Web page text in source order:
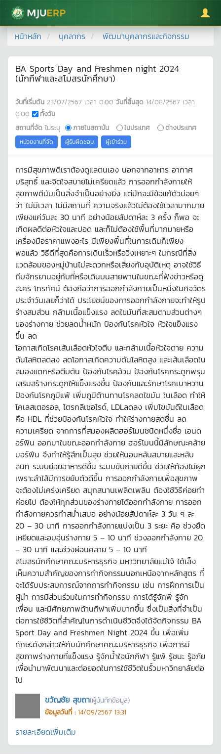
มหาวิทยาลัยแม่โจ้
หน้าหลัก บุคลากร พัฒนาบุคลากรและกิจกรรม
BA Sports Day and Freshmen night 2024
(นักกีฬาและสโมสรนักศึกษา)
วันที่เริ่มต้น 23/07/2567 เวลา 0:00 วันที่สิ้นสุด 14/08/2567 เวลา
0:00
ทั้งวัน
สถานที่จัด ไม่ระบุ ภายในสถาบัน ในประเทศ ต่างประเทศ
หน่วยงานที่จัด ผู้รับผิดชอบ ผู้เข้าร่วม
การมีสุขภาพดีเราต้องดูแลตนเอง นอกจากอาหาร อากาศ
บริสุทธิ์ และจิตใจสบายไม่เครียดแล้ว การออกกำลังกายให้
สุขภาพดีนับเป็นสิ่งจำเป็นอย่างยิ่ง แต่มักจะมีข้อแก้ตัวบ่อยๆ
ว่า ไม่มีเวลา ไม่มีสถานที่ ความจริงแล้วไม่ต้องใช้เวลามากมาย
เพียงแค่วันละ 30 นาที อย่างน้อยสัปดาห์ละ 3 ครั้ง ก็พอ จะ
เกิดผลดีต่อหัวใจและปอด และก็ไม่ต้องใช้พื้นที่มากมายหรือ
เครื่องมือราคาแพงอะไร มีเพียงพื้นที่ในการเดินก็เพียง
พอแล้ว วิธีดีที่สุดคือการเดินเร็วหรือวิ่งเหยาะๆ ในกรณีที่สิ่ง
แวดล้อมของหมู่บ้านไม่สะดวกหรือเสี่ยงกับอุบัติเหตุ อาจใช้วิธี
ถีบจักรยานอยู่กับที่หรือเดินบนสายพานในขณะที่ฟังข่าวหรือดู
ละคร โทรทัศน์ ต้องถือว่าการออกกำลังกายเป็นหนึ่งในกิจวัตร
ประจำวันเลยก็ว่าได้ ประโยชน์ของการออกกำลังกายจะทำให้รูป
ร่างสมส่วน กล้ามเนื้อแข็งแรง ลดไขมันที่สะสมตามส่วนต่างๆ
ของร่างกาย ช่วยลดน้ำหนัก ป้องกันโรคหัวใจ หัวใจแข็งแรง
ขึ้น ลด
โอกาสเกิดโรคเส้นเลือดหัวใจตีบ และกล้ามเนื้อหัวใจตาย ความ
ดันโลหิตลดลง ลดโอกาสเกิดความดันโลหิตสูง และเส้นเลือดใน
สมองแตกหรือตีบตัน ป้องกันโรคอ้วน ป้องกันโรคกระดูกพรุน
เสริมสร้างกระดูกให้แข็งแรงขึ้น ป้องกันและรักษาโรคเบาหวาน
ป้องกันโรคภูมิแพ้ เพิ่มภูมิต้านทานโรคลดไขมัน ในเลือด ทำให้
โคเลสเตอรอล, ไตรกลีเซอไรด์, LDLลดลง เพิ่มไขมันดีในเลือด
คือ HDL ที่ช่วยป้องกันโรคหัวใจ ทำให้ร่างกายสดชื่น ลด
ความเครียด จากการที่สมองผลิตฮอร์โมนชนิดหนึ่งชื่อ เอนด
อร์ฟิน ออกมาในขณะออกกำลังกาย ฮอร์โมนนี้มีลักษณะคล้าย
มอร์ฟีน จึงทำให้รู้สึกเป็นสุข ช่วยให้นอนหลับสบายและหลับ
สนิท ระบบย่อยอาหารดีขึ้น ระบบขับถ่ายดีขึ้น ช่วยให้ท้องไม่ผูก
เพราะลำไส้มีการขยับตัวดีขึ้น การออกกำลังกายเพื่อสุขภาพ
จะต้องไม่เคร่งเครียด สนุกสนานเพลิดเพลิน ต้องใช้วิธีค่อยทำ
ค่อยไป ต้องให้ทุกส่วนของร่างกายได้ออกกำลังกาย การออก
กำลังกายควรทำสม่ำเสมอ อย่างน้อยสัปดาห์ละ 3 วัน ๆ ละ
20 – 30 นาที การออกกำลังกายแบ่งเป็น 3 ระยะ คือ ช่วงยืด
เหยียดและอบอุ่นร่างกาย 5 – 10 นาที ช่วงออกกำลังกาย 20
– 30 นาที และช่วงผ่อนคลาย 5 – 10 นาที
สโมสรนักศึกษาคณะบริหารธุรกิจ มหาวิทยาลัยแม่โจ้ ได้เล็ง
เห็นความสำคัญของการทำกิจกรรมนอกเหนือจากหลักสูตร ที่
จะได้รับประสบการณ์จากการทำกิจกรรม เช่น การฝึกการเป็น
ผู้นำ การมีส่วนร่วมในการทำกิจกรรม การได้รู้จักพี่ รู้จัก
เพื่อน และมีศักยภาพด้านกีฬาเพิ่มมากขึ้น ซึ่งเป็นสิ่งที่จำเป็น
ต่อการใช้ชีวิตที่สำคัญในการดำเนินชีวิตจึงได้จัดกิจกรรม BA
Sport Day and Freshmen Night 2024 ขึ้น เพื่อเพิ่ม
ทักษะดังกล่าวให้กับนักศึกษาคณะบริหารธุรกิจ เพื่อการมี
สุขภาพร่างกายที่แข็งแรง รู้จักน้ำใจนักกีฬา รู้แพ้ รู้ชนะ รู้อภัย
เพื่อนำมาพัฒนาและต่อยอดในการใช้ชีวิตในรั้วมหาวิทยาลัยต่อ
ไป
ขวัญชัย สุขถา(ผู้บันทึกข้อมูล)
ข้อมูลวันที่ : 14/09/2567 13:31
รายละเอียดเพิ่มเติม